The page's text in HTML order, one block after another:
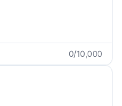
0/10,000